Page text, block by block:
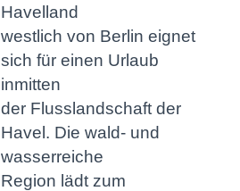
Havelland
westlich von Berlin eignet
sich für einen Urlaub
inmitten
der Flusslandschaft der
Havel. Die wald- und
wasserreiche
Region lädt zum